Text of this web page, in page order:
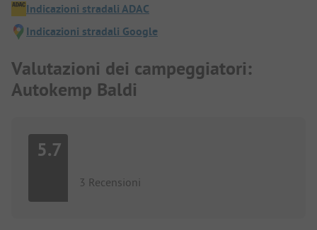
Indicazioni stradali ADAC
Indicazioni stradali Google
Valutazioni dei campeggiatori:
Autokemp Baldi
5.7
3 Recensioni